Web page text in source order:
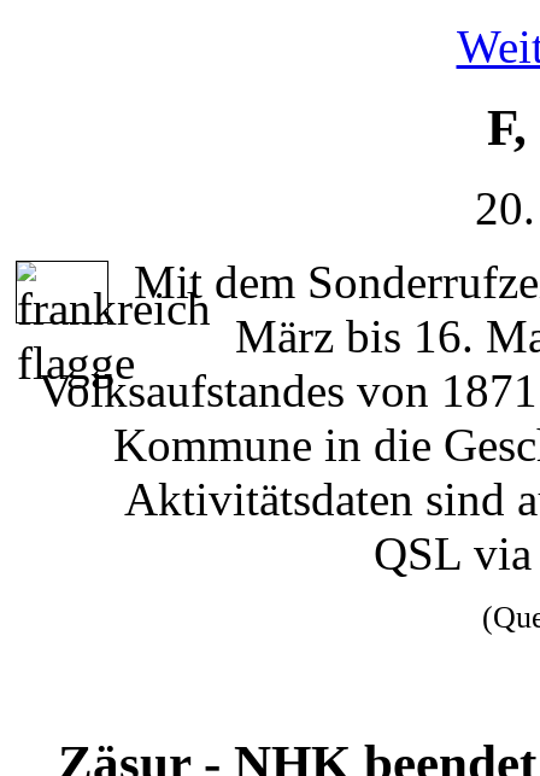
Mit dem
März bis 16.
Volksaufstandes von
Kommune in die
Aktivitätsdaten sind
QSL
Zäsur - NHK